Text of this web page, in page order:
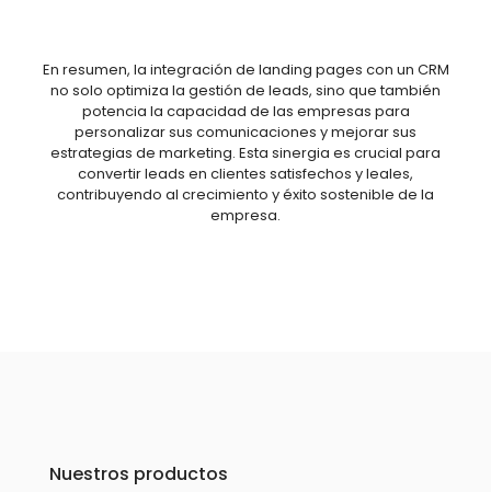
En resumen, la integración de landing pages con un CRM
no solo optimiza la gestión de leads, sino que también
potencia la capacidad de las empresas para
personalizar sus comunicaciones y mejorar sus
estrategias de marketing. Esta sinergia es crucial para
convertir leads en clientes satisfechos y leales,
contribuyendo al crecimiento y éxito sostenible de la
empresa.
Nuestros productos